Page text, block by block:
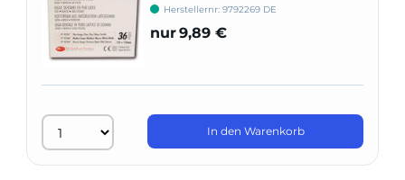
Herstellernr: 9792269 DE
nur9,89 €
In den Warenkorb